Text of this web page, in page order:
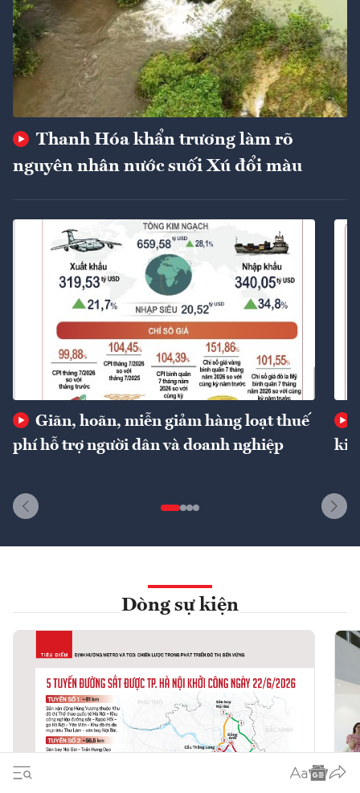
Thanh Hóa khẩn trương làm rõ
nguyên nhân nước suối Xú đổi màu
Giãn, hoãn, miễn giảm hàng loạt thuế
phí hỗ trợ người dân và doanh nghiệp
Dòng sự kiện